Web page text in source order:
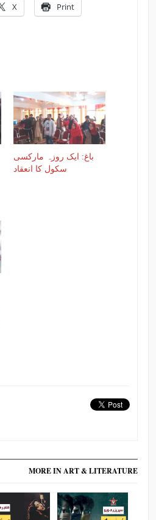
X Print
باغ: ایک روزہ مارکسی
سکول کا انعقاد
MORE IN ART & LITERATURE